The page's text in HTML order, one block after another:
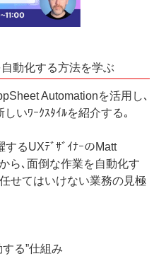
動化する方法を学ぶ
Automationを活用し､
いﾜｰｸｽﾀｲﾙを紹介する｡
るUXﾃﾞｻﾞｲﾅｰのMatt
ら､面倒な作業を自動化す
せてはいけない業務の見極
る”仕組み